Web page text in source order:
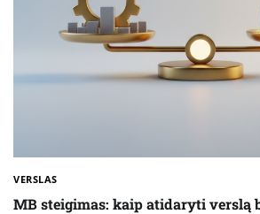
VERSLAS
MB steigimas: kaip atidaryti verslą